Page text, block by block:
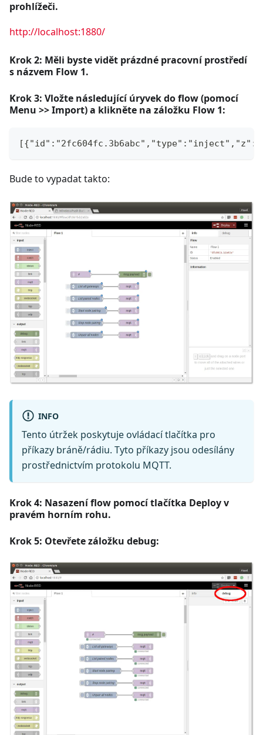
prohlížeči.
http://localhost:1880/
Krok 2: Měli byste vidět prázdné pracovní prostředí
s názvem Flow 1.
Krok 3: Vložte následující úryvek do flow (pomocí
Menu >> Import) a klikněte na záložku Flow 1:
Bude to vypadat takto:
INFO
Tento útržek poskytuje ovládací tlačítka pro
příkazy bráně/rádiu. Tyto příkazy jsou odesílány
prostřednictvím protokolu MQTT.
Krok 4: Nasazení flow pomocí tlačítka Deploy v
pravém horním rohu.
Krok 5: Otevřete záložku debug: